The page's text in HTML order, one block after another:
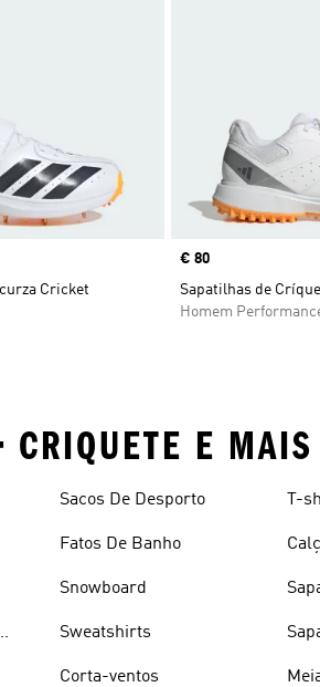
Cricket
Price
€ 80
Sapatilhas de
Homem
CRIQUETE E
Sacos De Desporto
Fatos De Banho
Snowboard
Sweatshirts
Corta-ventos
T-